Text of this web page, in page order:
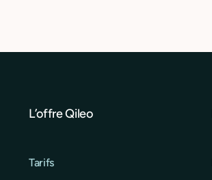
L’offre Qileo
Tarifs